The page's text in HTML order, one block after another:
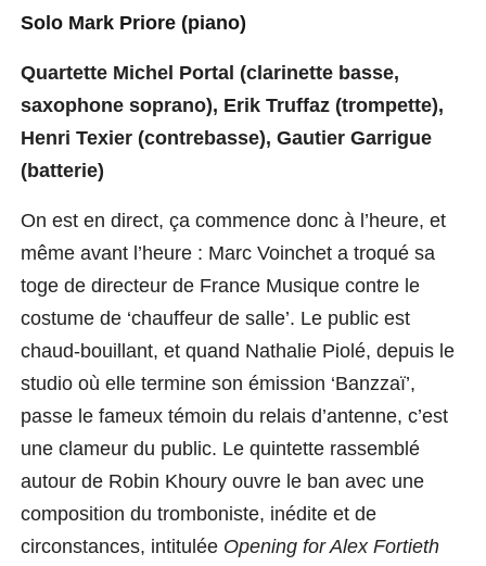
Solo Mark Priore (piano)
Quartette Michel Portal (clarinette basse,
saxophone soprano), Erik Truffaz (trompette),
Henri Texier (contrebasse), Gautier Garrigue
(batterie)
On est en direct, ça commence donc à l’heure, et
même avant l’heure : Marc Voinchet a troqué sa
toge de directeur de France Musique contre le
costume de ‘chauffeur de salle’. Le public est
chaud-bouillant, et quand Nathalie Piolé, depuis le
studio où elle termine son émission ‘Banzzaï’,
passe le fameux témoin du relais d’antenne, c’est
une clameur du public. Le quintette rassemblé
autour de Robin Khoury ouvre le ban avec une
composition du tromboniste, inédite et de
circonstances, intitulée Opening for Alex Fortieth